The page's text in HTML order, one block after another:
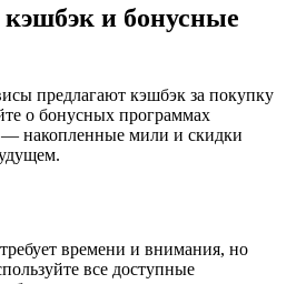
кэшбэк и бонусные
предлагают кэшбэк за покупку
о бонусных программах
— накопленные мили и скидки
времени и внимания, но
все доступные